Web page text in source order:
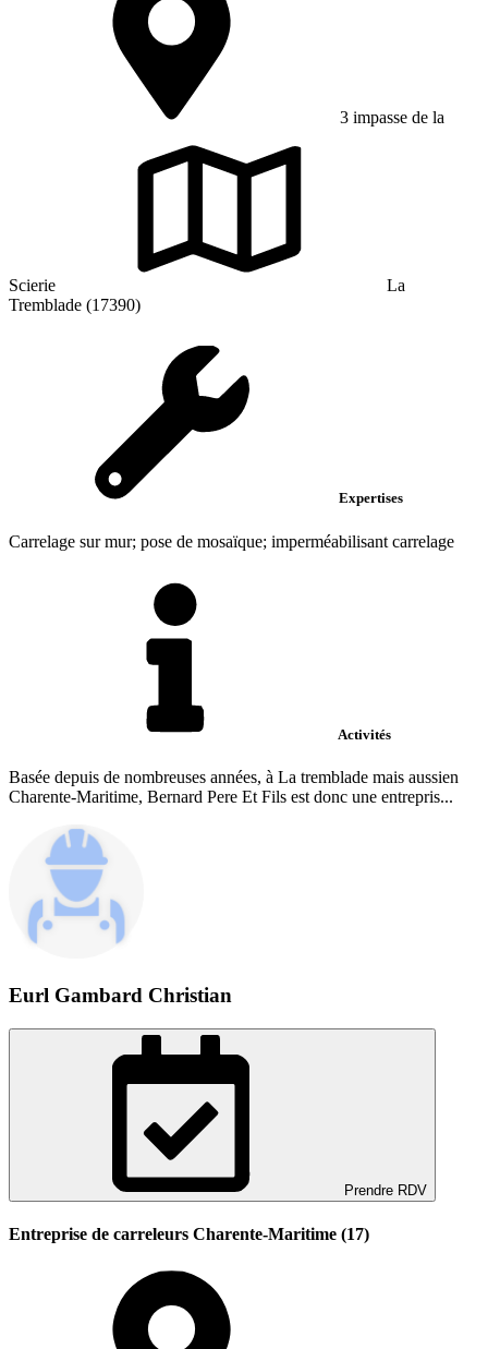
3 impasse de la
Scierie
La
Tremblade (17390)
Expertises
Carrelage sur mur; pose de mosaïque; imperméabilisant carrelage
Activités
Basée depuis de nombreuses années, à La tremblade mais aussien
Charente-Maritime, Bernard Pere Et Fils est donc une entrepris...
Eurl Gambard Christian
Prendre RDV
Entreprise de carreleurs Charente-Maritime (17)